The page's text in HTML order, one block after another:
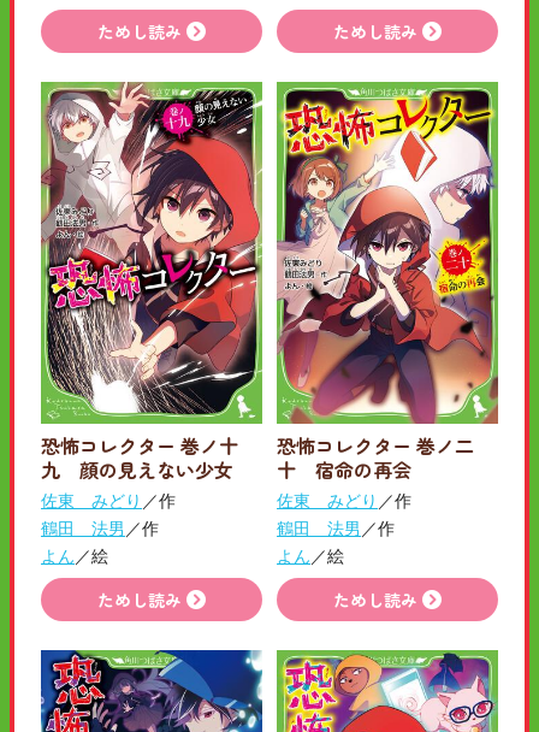
ためし読み ためし読み
恐怖コレクター 巻ノ十
九 顔の見えない少女
佐東 みどり ／作
鶴田 法男 ／作
よん ／絵
ためし読み
恐怖コレクター 巻ノ二
十 宿命の再会
佐東 みどり ／作
鶴田 法男 ／作
よん ／絵
ためし読み